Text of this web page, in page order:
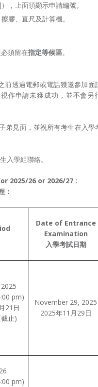
），上面須顯示申請編號。
膠、直尺及計算機。
須留在指定等候區。
前透過電郵或電話獲邀參加面
作申請未獲成功，並不會另
弟見面，並祝所有考生在入學
入學組聯絡。
2025/26 or 2026/27 :
：
Date of Entrance
Examination
入學考試日期
pm)
21日
止)
November 29, 2025
2025年11月29日
pm)